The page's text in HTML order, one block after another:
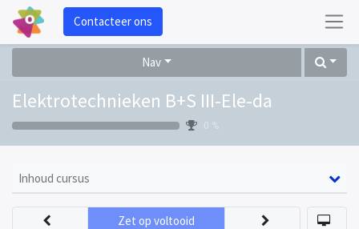
Contacteer ons
Nav
Elektrotechnieken B+S III-Ele-da
0 %
Inhoud cursus
Zet op voltooid